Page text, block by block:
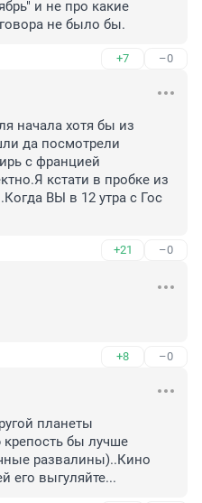
и не про какие
не было бы.
+7 –0
начала хотя бы из
да посмотрели
с францией
кстати в пробке из
ВЫ в 12 утра с Гос
+21 –0
+8 –0
планеты
бы лучше
развалины)..Кино
его выгуляйте...